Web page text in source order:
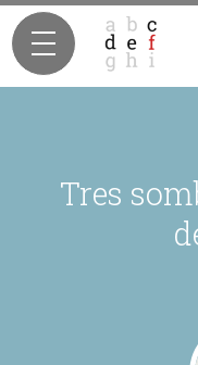
Tres